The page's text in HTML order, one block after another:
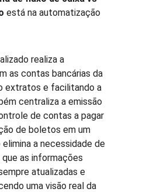
está na automatização
realiza a
as contas bancárias da
extratos e facilitando a
centraliza a emissão
de contas a pagar
de boletos em um
a necessidade de
as informações
atualizadas e
uma visão real da